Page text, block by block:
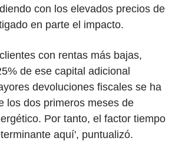
con los elevados precios de
en parte el impacto.
con rentas más bajas,
de ese capital adicional
devoluciones fiscales se ha
los dos primeros meses de
Por tanto, el factor tiempo
aquí', puntualizó.